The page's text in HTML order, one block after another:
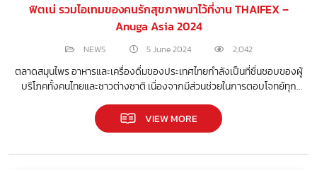
ฟิตเน่ รวมไอเทมของคนรักสุขภาพมาไว้ที่งาน THAIFEX –
Anuga Asia 2024
NEWS 5 June 2024 2,042
ตลาดสมุนไพร อาหารและเครื่องดื่มของประเทศไทยกำลังเป็นที่ชื่นชอบของผู้
บริโภคทั้งคนไทยและชาวต่างชาติ เนื่องจากมีส่วนช่วยในการตอบโจทย์ทุก
ความต้องการดูแลสุขภาพแบบองค์รวมตามยุคสมัย
VIEW MORE